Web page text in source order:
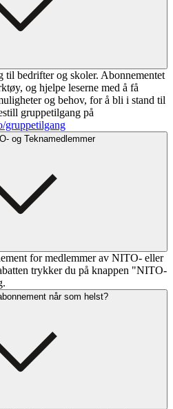
bedrifter og skoler. Abonnementet
og hjelpe leserne med å få
og behov, for å bli i stand til
gruppetilgang på
gruppetilgang
og Teknamedlemmer
for medlemmer av NITO- eller
trykker du på knappen "NITO-
når som helst?